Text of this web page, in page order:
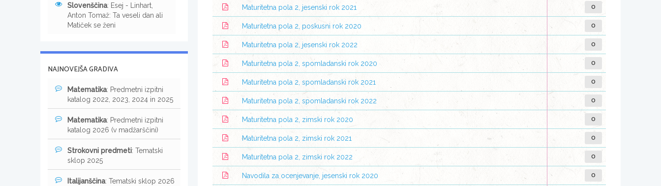
Maturitetna pola 2, jesenski rok 2021 0
Maturitetna pola 2, poskusni rok 2020 0
Maturitetna pola 2, jesenski rok 2022 0
Maturitetna pola 2, spomladanski rok 2020 0
Maturitetna pola 2, spomladanski rok 2021 0
Maturitetna pola 2, spomladanski rok 2022 0
Maturitetna pola 2, zimski rok 2020 0
Maturitetna pola 2, zimski rok 2021 0
Maturitetna pola 2, zimski rok 2022 0
Navodila za ocenjevanje, jesenski rok 2020 0
Slovenščina: Esej - Linhart,
Anton Tomaž: Ta veseli dan ali
Matiček se ženi
NAJNOVEJŠA GRADIVA
Matematika: Predmetni izpitni
katalog 2022, 2023, 2024 in 2025
Matematika: Predmetni izpitni
katalog 2026 (v madžarščini)
Strokovni predmeti: Tematski
sklop 2025
Italijanščina: Tematski sklop 2026